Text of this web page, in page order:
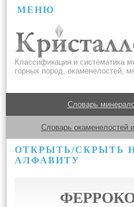
МЕНЮ
Классификация и систематика
горных пород, окаменелостей,
Словарь
Словарь окаменелостей
ОТКРЫТЬ/СКРЫТЬ
АЛФАВИТУ